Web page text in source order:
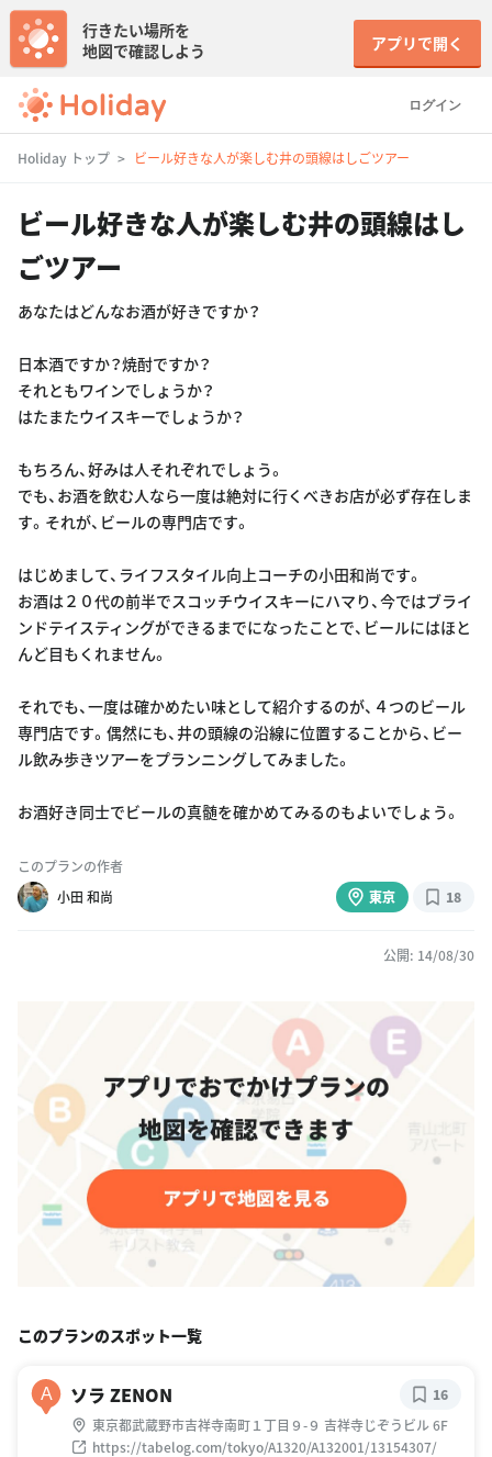
ログイン
行きたい場所を
地図で確認しよう
アプリで開く
Holiday トップ ビール好きな人が楽しむ井の頭線はしごツアー
ビール好きな人が楽しむ井の頭線はし
ごツアー
あなたはどんなお酒が好きですか？
日本酒ですか？焼酎ですか？
それともワインでしょうか？
はたまたウイスキーでしょうか？
もちろん、好みは人それぞれでしょう。
でも、お酒を飲む人なら一度は絶対に行くべきお店が必ず存在しま
す。それが、ビールの専門店です。
はじめまして、ライフスタイル向上コーチの小田和尚です。
お酒は２０代の前半でスコッチウイスキーにハマり、今ではブライ
ンドテイスティングができるまでになったことで、ビールにはほと
んど目もくれません。
それでも、一度は確かめたい味として紹介するのが、４つのビール
専門店です。偶然にも、井の頭線の沿線に位置することから、ビー
ル飲み歩きツアーをプランニングしてみました。
お酒好き同士でビールの真髄を確かめてみるのもよいでしょう。
このプランの作者
小田 和尚
東京 18
公開: 14/08/30
このプランのスポット一覧
A ソラ ZENON
東京都武蔵野市吉祥寺南町１丁目９-９ 吉祥寺じぞうビル 6F
https://tabelog.com/tokyo/A1320/A132001/13154307/
16